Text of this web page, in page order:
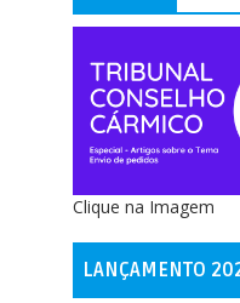
Clique na Imagem
LANÇAMENTO